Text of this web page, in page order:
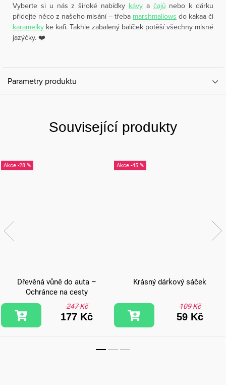
Vyberte si u nás z široké nabídky kávya čajů nebo k dárku
přidejte něco z našeho mlsání – třeba marshmallows do kakaa či
karamelky ke kafi. Takhle zabalený balíček potěší všechny mlsné
jazýčky. ❤️
Parametry produktu
Související produkty
-28 %
Dřevěná vůně do auta –
Ochránce na cesty
247 Kč
177 Kč
-45 %
Krásný dárkový sáček
109 Kč
59 Kč